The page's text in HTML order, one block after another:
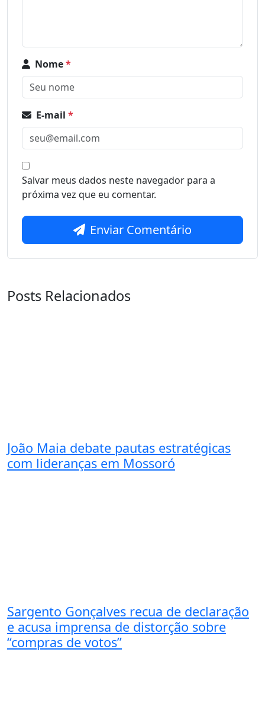
Nome*
E-mail *
Salvar meus dados neste navegador para a
próxima vez que eu comentar.
Enviar Comentário
Posts Relacionados
João Maia debate pautas estratégicas
com lideranças em Mossoró
Sargento Gonçalves recua de declaração
e acusa imprensa de distorção sobre
“compras de votos”